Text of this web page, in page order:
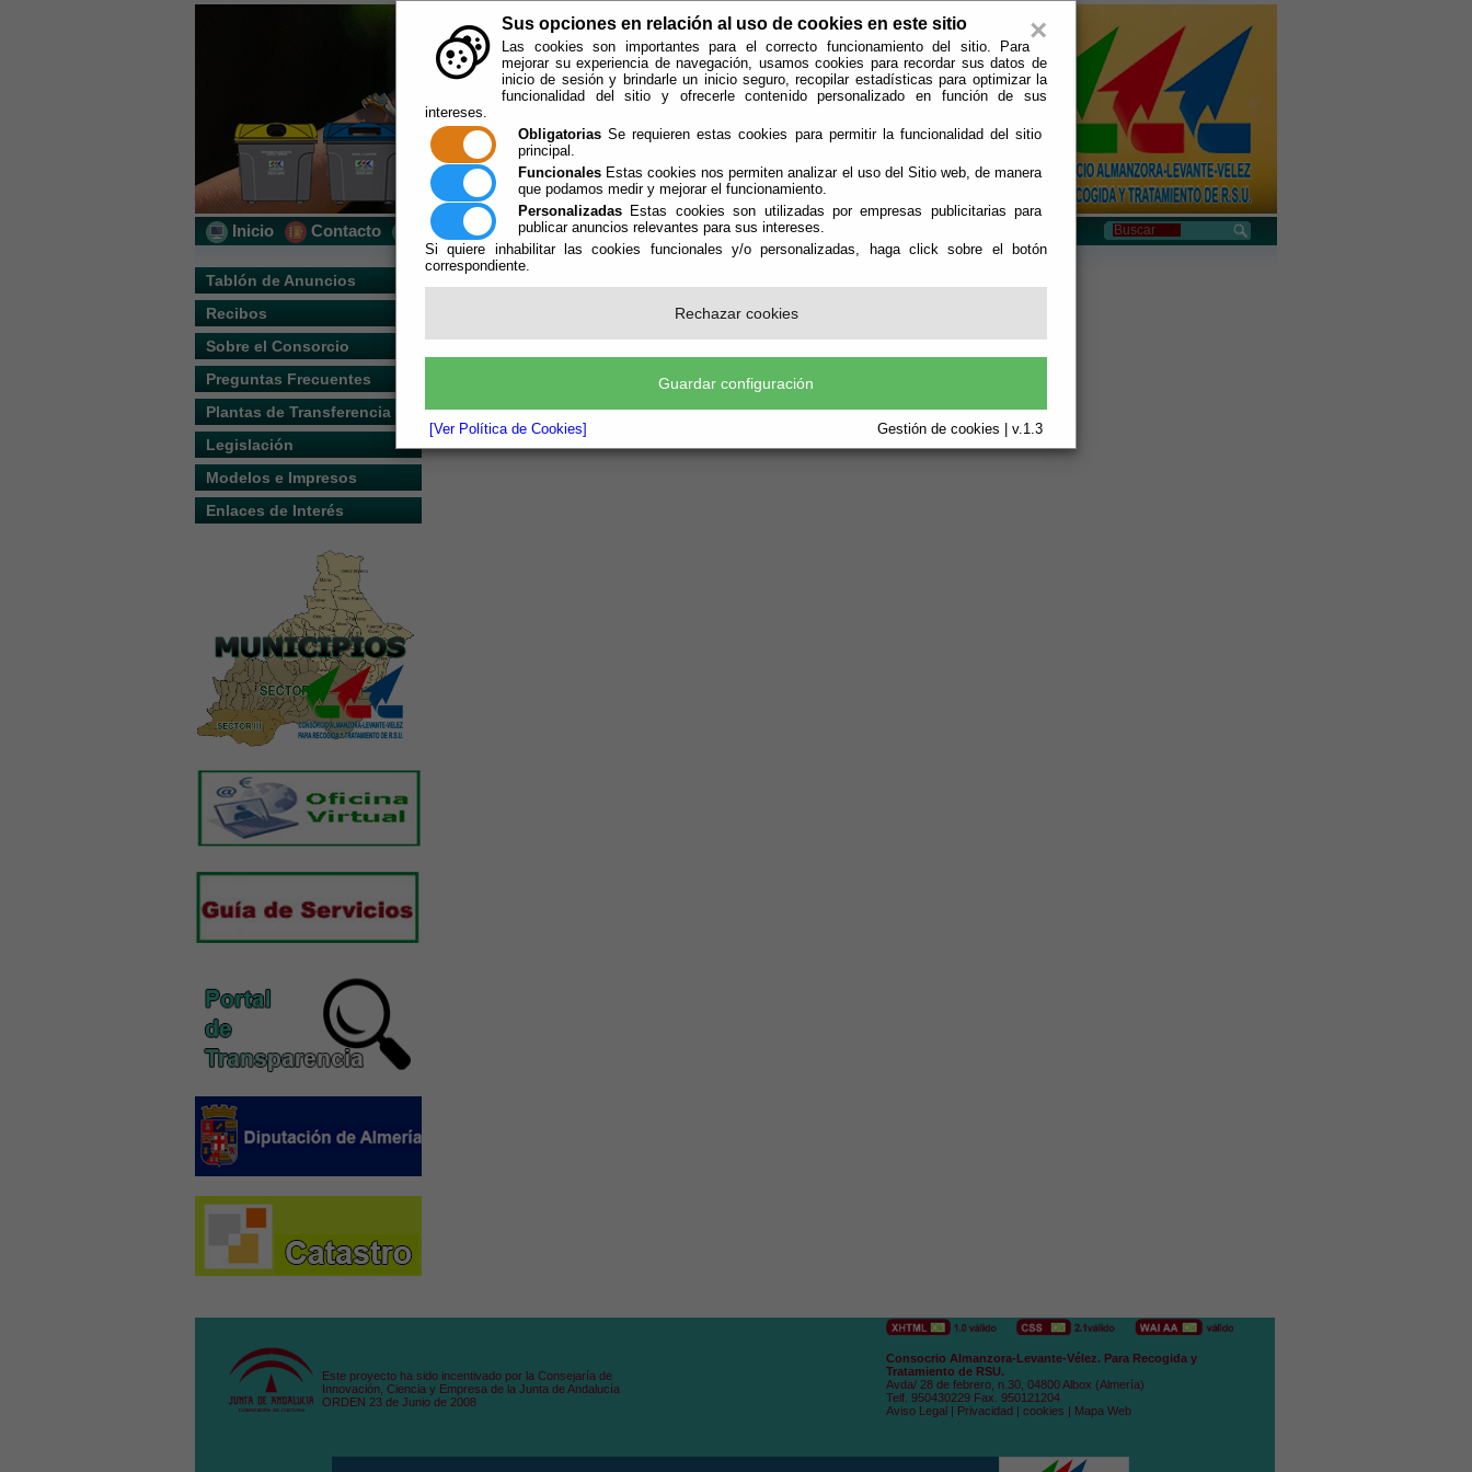
×
Sus opciones en relación al uso de cookies en este sitio
Las cookies son importantes para el correcto funcionamiento del sitio. Para
mejorar su experiencia de navegación, usamos cookies para recordar sus datos de
inicio de sesión y brindarle un inicio seguro, recopilar estadísticas para optimizar la
funcionalidad del sitio y ofrecerle contenido personalizado en función de sus
intereses.
Obligatorias Se requieren estas cookies para permitir la funcionalidad del sitio
principal.
Funcionales Estas cookies nos permiten analizar el uso del Sitio web, de manera
que podamos medir y mejorar el funcionamiento.
Personalizadas Estas cookies son utilizadas por empresas publicitarias para
publicar anuncios relevantes para sus intereses.
Si quiere inhabilitar las cookies funcionales y/o personalizadas, haga click sobre el botón
correspondiente.
Rechazar cookies
Guardar configuración
[Ver Política de Cookies] Gestión de cookies | v.1.3
Inicio Contacto Localización Quién Somos
Tablón de Anuncios
Recibos
Sobre el Consorcio
Preguntas Frecuentes
Plantas de Transferencia
Legislación
Modelos e Impresos
Enlaces de Interés
Usted se encuentra aquí:
no existe.
Este proyecto ha sido incentivado por la Consejaría de
Innovación, Ciencia y Empresa de la Junta de Andalucía
ORDEN 23 de Junio de 2008
Consocrio Almanzora-Levante-Vélez. Para Recogida y
Tratamiento de RSU.
Avda/ 28 de febrero, n.30, 04800 Albox (Almería)
Telf. 950430229 Fax. 950121204
Aviso Legal | Privacidad | cookies | Mapa Web